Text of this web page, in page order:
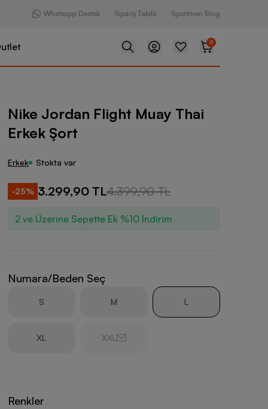
Whatsapp Destek Sipariş Takibi Sportmen Blog
0
Muay Thai Erkek Şort
Nike Jordan Flight Muay Thai
Erkek Şort
Erkek Stokta var
-25% 3.299,90 TL4.399,90 TL
2 ve Üzerine Sepette Ek %10 İndirim
Numara/Beden Seç
S M L
XL XXL
Renkler